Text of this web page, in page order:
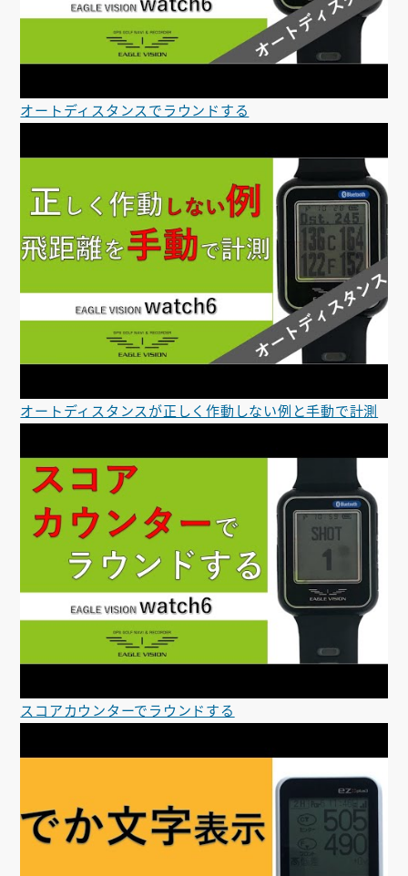
オートディスタンスでラウンドする
オートディスタンスが正しく作動しない例と手動で計測
スコアカウンターでラウンドする